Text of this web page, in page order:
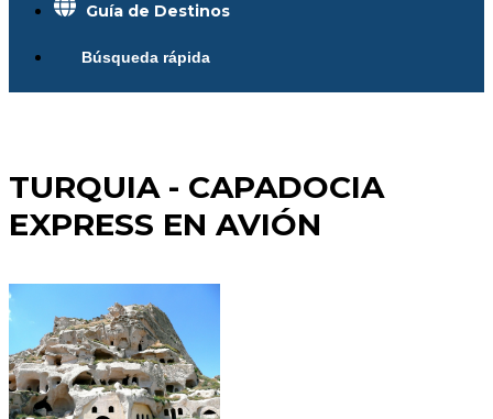
Guía de Destinos
Búsqueda rápida
TURQUIA - CAPADOCIA
EXPRESS EN AVIÓN